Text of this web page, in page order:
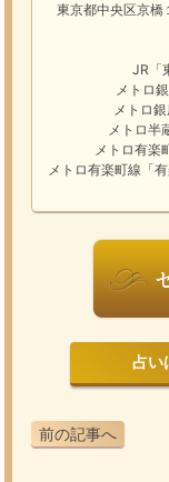
東京都中央区京
JR「
メトロ
メトロ
メトロ半
メトロ有楽
メトロ有楽町線「
占いは
前の記事へ